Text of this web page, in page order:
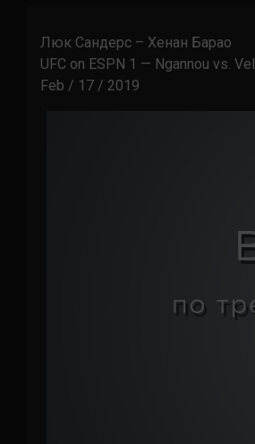
Люк Сандерс – Хенан Барао
UFC on ESPN 1 — Ngannou vs.
Feb / 17 / 2019